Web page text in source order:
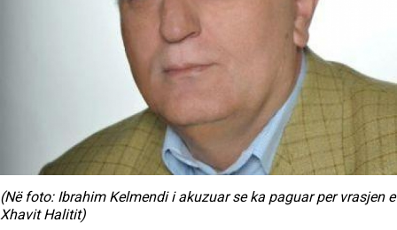
(Në foto: Ibrahim Kelmendi i akuzuar se ka paguar per vrasjen e
Xhavit Halitit)